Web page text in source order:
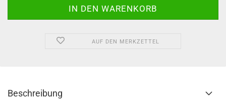
AUF DEN MERKZETTEL
Beschreibung